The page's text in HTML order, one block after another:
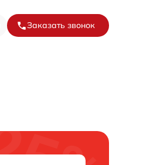
Заказать звонок